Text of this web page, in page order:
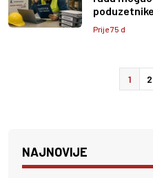
poduzetnike
Prije 75 d
1 2
NAJNOVIJE